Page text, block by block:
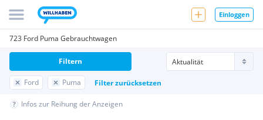
Einloggen
723 Ford Puma Gebrauchtwagen
Ford Puma Filter zurücksetzen
Filtern
Infos zur Reihung der Anzeigen